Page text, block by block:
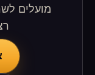
מועלים